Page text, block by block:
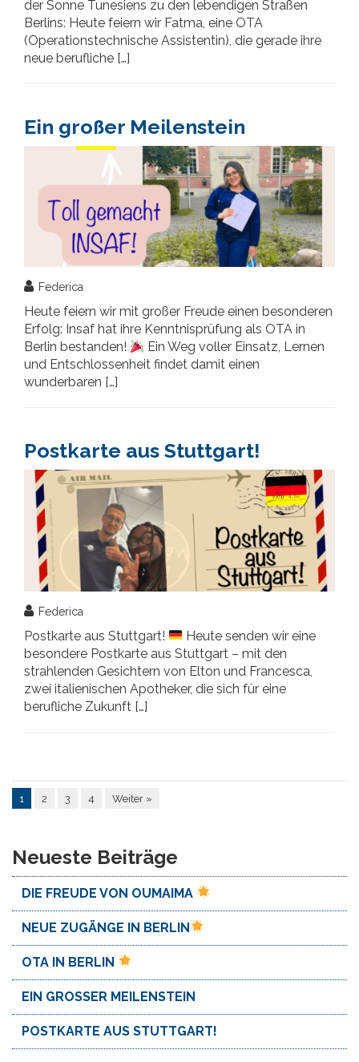
der Sonne Tunesiens zu den lebendigen Straßen
Berlins: Heute feiern wir Fatma, eine OTA
(Operationstechnische Assistentin), die gerade ihre
neue berufliche […]
Ein großer Meilenstein
Federica
Heute feiern wir mit großer Freude einen besonderen
Erfolg: Insaf hat ihre Kenntnisprüfung als OTA in
Berlin bestanden!
Ein Weg voller Einsatz, Lernen
und Entschlossenheit findet damit einen
wunderbaren […]
Postkarte aus Stuttgart!
Federica
Postkarte aus Stuttgart!
Heute senden wir eine
besondere Postkarte aus Stuttgart – mit den
strahlenden Gesichtern von Elton und Francesca,
zwei italienischen Apotheker, die sich für eine
berufliche Zukunft […]
1 2 3 4 Weiter »
Neueste Beiträge
DIE FREUDE VON OUMAIMA
NEUE ZUGÄNGE IN BERLIN
OTA IN BERLIN
EIN GROSSER MEILENSTEIN
POSTKARTE AUS STUTTGART!